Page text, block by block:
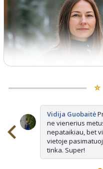
⭐️
Vidija Guobaitė
ne vienerius
nepataikiau, bet
vietoje
tinka. Super!